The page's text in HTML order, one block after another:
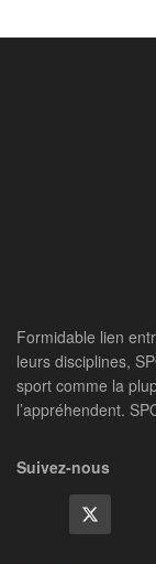
Formidable lien
leurs disciplines,
sport comme la
l’appréhendent.
Suivez-nous